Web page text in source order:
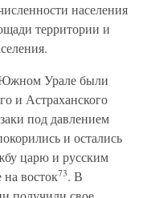
населения
территории и
Южном Урале были
и Астраханского
под давлением
и остались
царю и русским
на восток73. В